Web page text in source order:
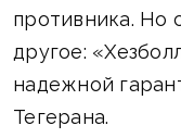
противника. Но
другое:
надежной
Тегерана.